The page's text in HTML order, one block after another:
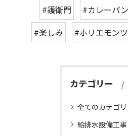
#護衛門
#カレーパン
#楽しみ
#ホリエモン
カテゴリー
全てのカテゴ
給排水設備工事